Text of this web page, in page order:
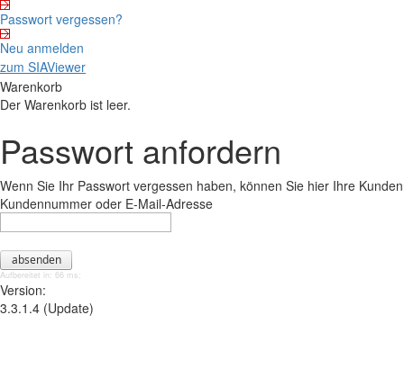
Passwort vergessen?
Neu anmelden
zum SIAViewer
Warenkorb
Der Warenkorb ist leer.
Passwort anfordern
Wenn Sie Ihr Passwort vergessen haben, können Sie hier Ihre
Kundennummer oder E-Mail-Adresse
Aufbereitet in: 66 ms;
Version:
3.3.1.4 (Update)